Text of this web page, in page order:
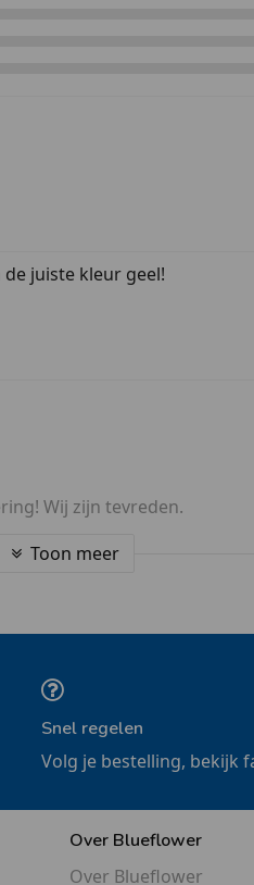
juiste kleur geel!
Wij zijn tevreden.
Toon meer
Snel regelen
Volg je bestelling, bekijk
Over Blueflower
Over Blueflower